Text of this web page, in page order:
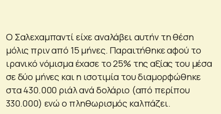
Ο Σαλεχαμπαντί είχε αναλάβει αυτήν τη θέση
μόλις πριν από 15 μήνες. Παραιτήθηκε αφού το
ιρανικό νόμισμα έχασε το 25% της αξίας του μέσα
σε δύο μήνες και η ισοτιμία του διαμορφώθηκε
στα 430.000 ριάλ ανά δολάριο (από περίπου
330.000) ενώ ο πληθωρισμός καλπάζει.